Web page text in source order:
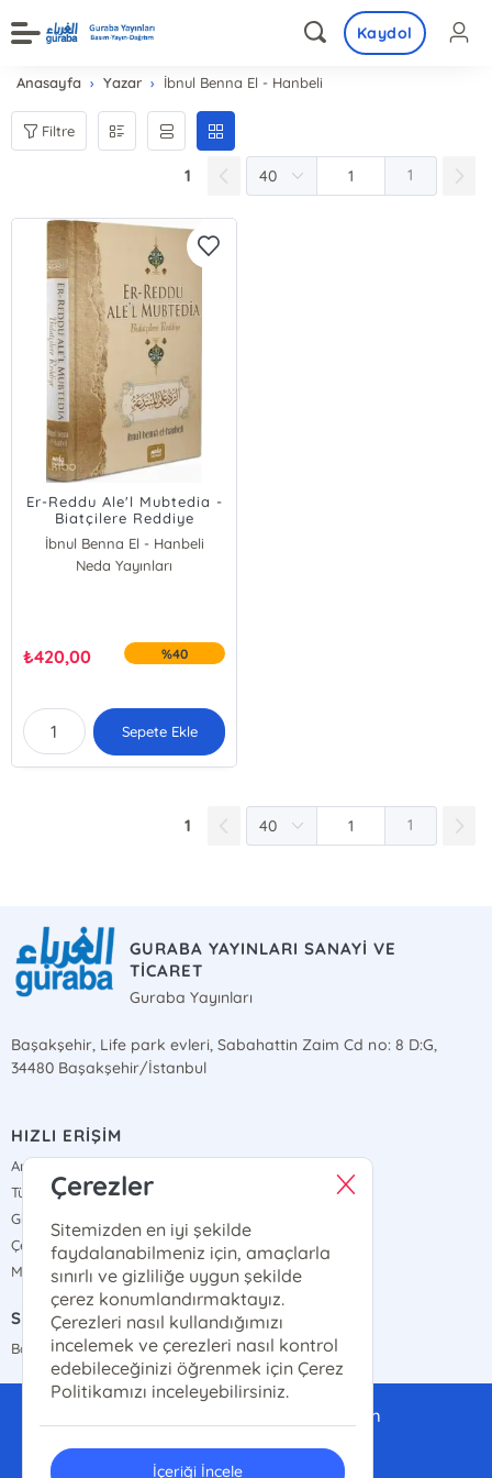
Kaydol
Anasayfa Yazar İbnul Benna El - Hanbeli
Filtre
1 1
Er-Reddu Ale'l Mubtedia -
Biatçilere Reddiye
İbnul Benna El - Hanbeli
Neda Yayınları
₺420,00 %40
Sepete Ekle
1 1
GURABA YAYINLARI SANAYİ VE
TİCARET
Guraba Yayınları
Başakşehir, Life park evleri, Sabahattin Zaim Cd no: 8 D:G,
34480 Başakşehir/İstanbul
HIZLI ERİŞİM
Anasayfa
Tüm Eserler
Gizlilik Sözleşmesi
Çerez Politikası
Mesafeli Satış Sözleşmesi
SATIŞ NOKTALARIMIZ
Bayi Haritamız
gurabayayinlari@gmail.com
0(507)-286-14-14
Çerezler
Sitemizden en iyi şekilde
faydalanabilmeniz için, amaçlarla
sınırlı ve gizliliğe uygun şekilde
çerez konumlandırmaktayız.
Çerezleri nasıl kullandığımızı
incelemek ve çerezleri nasıl kontrol
edebileceğinizi öğrenmek için Çerez
Politikamızı inceleyebilirsiniz.
İçeriği İncele